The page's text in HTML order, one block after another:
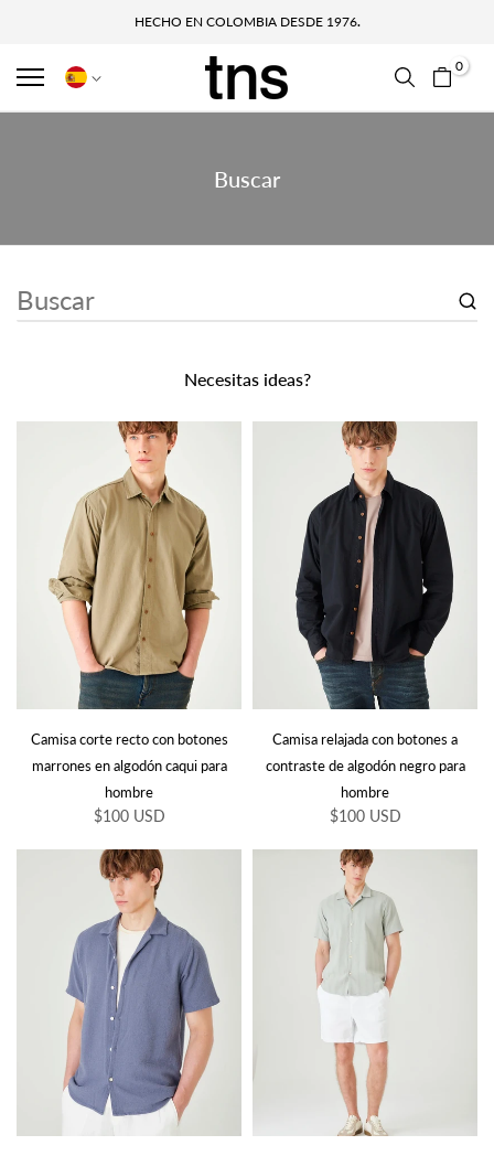
ENVÍO GRATUITO EN PEDIDOS SUPERIORES A $100
HECHO EN COLOMBIA DESDE 1976.
0
Buscar
Necesitas ideas?
Camisa corte recto con botones
marrones en algodón caqui para
hombre
$100 USD
Camisa relajada con botones a
contraste de algodón negro para
hombre
$100 USD